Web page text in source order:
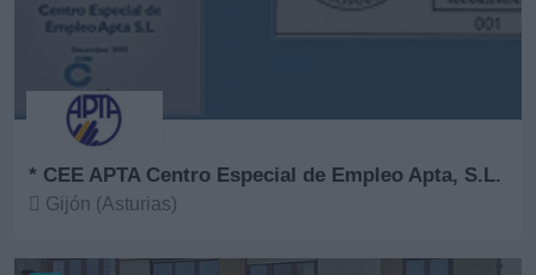
* CEE APTA Centro Especial de Empleo Apta, S.L.
Gijón (Asturias)